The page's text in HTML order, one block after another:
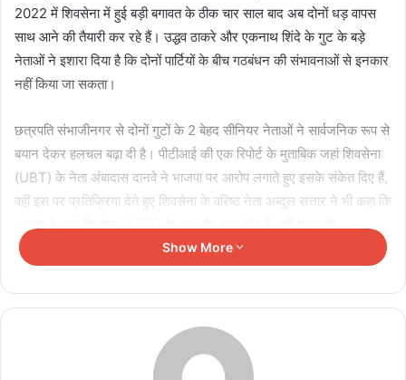
2022 में शिवसेना में हुई बड़ी बगावत के ठीक चार साल बाद अब दोनों धड़ वापस
साथ आने की तैयारी कर रहे हैं। उद्धव ठाकरे और एकनाथ शिंदे के गुट के बड़े
नेताओं ने इशारा दिया है कि दोनों पार्टियों के बीच गठबंधन की संभावनाओं से इनकार
नहीं किया जा सकता।
छत्रपति संभाजीनगर से दोनों गुटों के 2 बेहद सीनियर नेताओं ने सार्वजनिक रूप से
बयान देकर हलचल बढ़ा दी है। पीटीआई की एक रिपोर्ट के मुताबिक जहां शिवसेना
(UBT) के नेता अंबादास दानवे ने भाजपा पर आरोप लगाते हुए इसके संकेत दिए हैं,
वहीं इस पर प्रतिक्रिया देते हुए शिवसेना के वरिष्ठ नेता अब्दुल सत्तार ने भी कहा कि
भाजपा ने जहां शिवसेना (UBT) के हाथ-पैर काट दिए हैं, वहीं छत्रपति
संभाजीनगर जिले में शिवसेना का सिर ही काट दिया है।
Related Articles
CJP में AAP कनेक्शन की चर्चा तेज, अभिजीत दीपके समेत
कई नेताओं के नाम आए सामने
Show More